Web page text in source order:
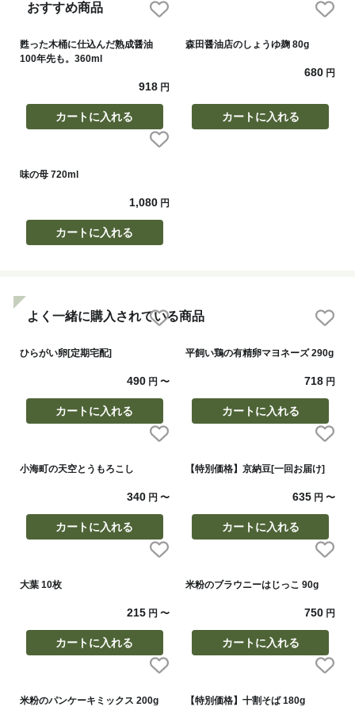
おすすめ商品
甦った木桶に仕込んだ熟成醤油
100年先も。360ml
918円
カートに入れる
森田醤油店のしょうゆ麹 80g
680 円
カートに入れる
味の母 720ml
1,080円
カートに入れる
よく一緒に購入されている商品
ひらがい卵[定期宅配]
490円 〜
カートに入れる
平飼い鶏の有精卵マヨネーズ 290g
718 円
カートに入れる
小海町の天空とうもろこし
340円 〜
カートに入れる
【特別価格】京納豆[一回お届け]
635 円〜
カートに入れる
大葉 10枚
215円 〜
カートに入れる
米粉のブラウニーはじっこ 90g
750 円
カートに入れる
米粉のパンケーキミックス 200g 【特別価格】十割そば 180g